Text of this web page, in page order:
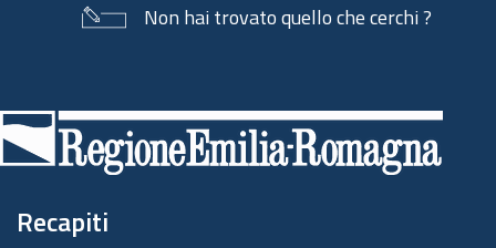
Non hai trovato quello che cerchi ?
di
pagina
Recapiti